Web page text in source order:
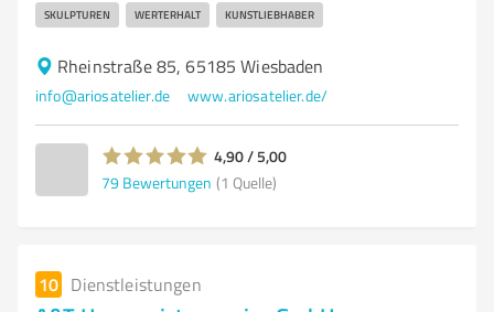
SKULPTUREN WERTERHALT KUNSTLIEBHABER
Rheinstraße 85, 65185 Wiesbaden
info@ariosatelier.de www.ariosatelier.de/
4,90 / 5,00
79 Bewertungen (1 Quelle)
10 Dienstleistungen